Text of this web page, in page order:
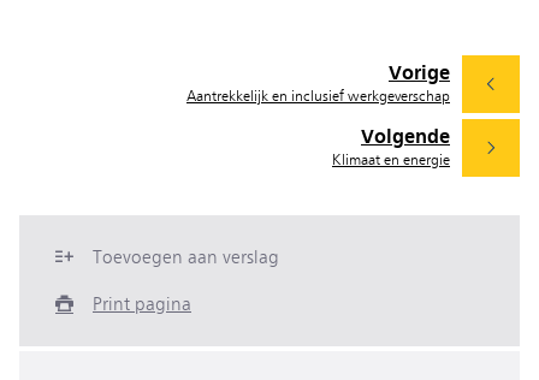
Volgende
Klimaat en energie
Vorige
Aantrekkelijk en inclusief werkgeverschap
Toevoegen aan verslag
Print pagina